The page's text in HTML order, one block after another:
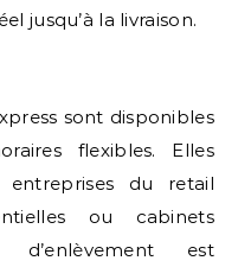
jusqu’à la livraison.
sont disponibles
flexibles. Elles
entreprises du retail
ou cabinets
d’enlèvement est